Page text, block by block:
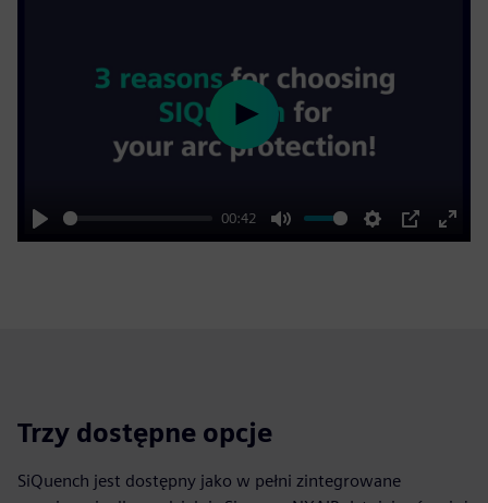
Play
00:42
Mute Settings
PIP
Enter
Play
Trzy dostępne opcje
SiQuench jest dostępny jako w pełni zintegrowane